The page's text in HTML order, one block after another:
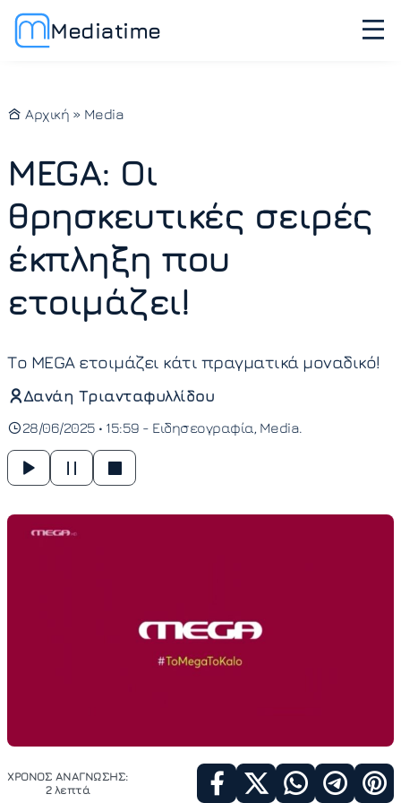
Mediatime
Αρχική » Media
MEGA: Οι
θρησκευτικές σειρές
έκπληξη που
ετοιμάζει!
Το MEGA ετοιμάζει κάτι πραγματικά μοναδικό!
Δανάη Τριανταφυλλίδου
28/06/2025 • 15:59 - Ειδησεογραφία Media
ΧΡΟΝΟΣ ΑΝΑΓΝΩΣΗΣ:
2 λεπτά